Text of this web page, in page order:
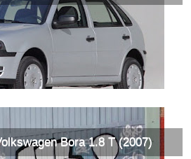
Bora 1.8 T (2007)